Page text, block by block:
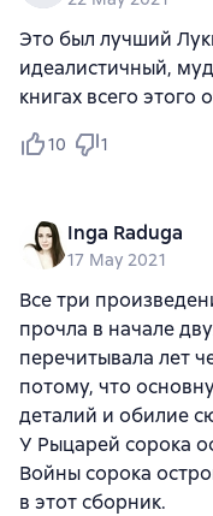
Это был лучший
идеалистичный,
книгах всего этого
10 1
Inga Raduga
17 May 2021
Все три
прочла в начале
перечитывала лет
потому, что
деталий и обилие
У Рыцарей сорока
Войны сорока
в этот сборник.